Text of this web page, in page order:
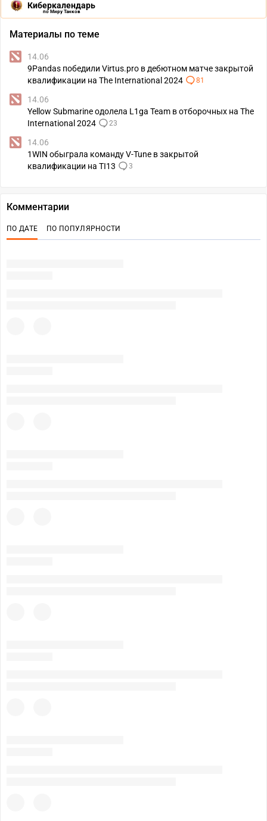
Киберкалендарь
по Миру Танков
Материалы по теме
14.06
9Pandas победили Virtus.pro в дебютном матче закрытой
квалификации на The International 2024
81
14.06
Yellow Submarine одолела L1ga Team в отборочных на The
International 2024
23
14.06
1WIN обыграла команду V-Tune в закрытой
квалификации на TI13
3
Комментарии
ПО ДАТЕ ПО ПОПУЛЯРНОСТИ